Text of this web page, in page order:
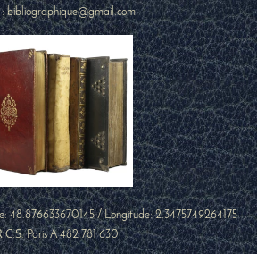
bibliographique@gmail.com
48.876633670145/ Longitude:2.3475749264175
Paris A 482 781 630